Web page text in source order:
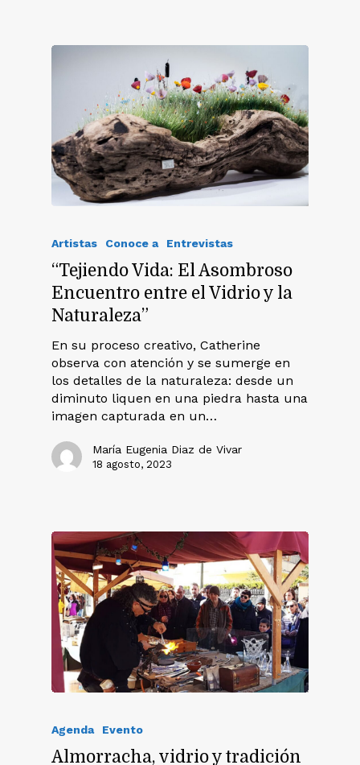
Artistas Conoce a Entrevistas
“Tejiendo Vida: El Asombroso
Encuentro entre el Vidrio y la
Naturaleza”
En su proceso creativo, Catherine
observa con atención y se sumerge en
los detalles de la naturaleza: desde un
diminuto liquen en una piedra hasta una
imagen capturada en un…
María Eugenia Diaz de Vivar
18 agosto, 2023
Agenda Evento
Almorracha, vidrio y tradición